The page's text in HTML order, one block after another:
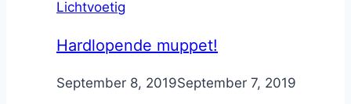
Lichtvoetig
Hardlopende muppet!
ByNicole
September 8, 2019September 7, 2019